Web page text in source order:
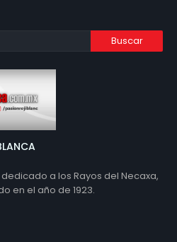
a los Rayos del Necaxa,
en el año de 1923.